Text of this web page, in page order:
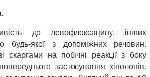
до левофлоксацину, інших
будь-якої з допоміжних речовин.
скаргами на побічні реакції з боку
застосування хінолонів.